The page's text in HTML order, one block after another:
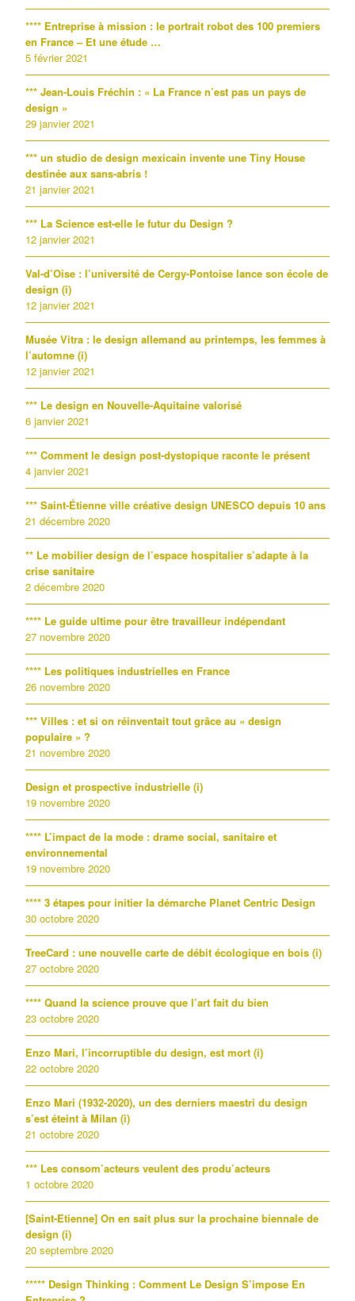
**** Entreprise à mission : le portrait robot des 100 premiers
en France – Et une étude …
5 février 2021
*** Jean-Louis Fréchin : « La France n’est pas un pays de
design »
29 janvier 2021
*** un studio de design mexicain invente une Tiny House
destinée aux sans-abris !
21 janvier 2021
*** La Science est-elle le futur du Design ?
12 janvier 2021
Val-d’Oise : l’université de Cergy-Pontoise lance son école de
design (i)
12 janvier 2021
Musée Vitra : le design allemand au printemps, les femmes à
l’automne (i)
12 janvier 2021
*** Le design en Nouvelle-Aquitaine valorisé
6 janvier 2021
*** Comment le design post-dystopique raconte le présent
4 janvier 2021
*** Saint-Étienne ville créative design UNESCO depuis 10 ans
21 décembre 2020
** Le mobilier design de l’espace hospitalier s’adapte à la
crise sanitaire
2 décembre 2020
**** Le guide ultime pour être travailleur indépendant
27 novembre 2020
**** Les politiques industrielles en France
26 novembre 2020
*** Villes : et si on réinventait tout grâce au « design
populaire » ?
21 novembre 2020
Design et prospective industrielle (i)
19 novembre 2020
**** L’impact de la mode : drame social, sanitaire et
environnemental
19 novembre 2020
**** 3 étapes pour initier la démarche Planet Centric Design
30 octobre 2020
TreeCard : une nouvelle carte de débit écologique en bois (i)
27 octobre 2020
**** Quand la science prouve que l’art fait du bien
23 octobre 2020
Enzo Mari, l’incorruptible du design, est mort (i)
22 octobre 2020
Enzo Mari (1932-2020), un des derniers maestri du design
s’est éteint à Milan (i)
21 octobre 2020
*** Les consom’acteurs veulent des produ’acteurs
1 octobre 2020
[Saint-Etienne] On en sait plus sur la prochaine biennale de
design (i)
20 septembre 2020
***** Design Thinking : Comment Le Design S’impose En